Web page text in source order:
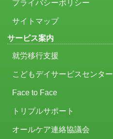
プライバシーポリシー
サイトマップ
サービス案内
就労移行支援
こどもデイサービスセンター
Face to Face
トリプルサポート
オールケア連絡協議会